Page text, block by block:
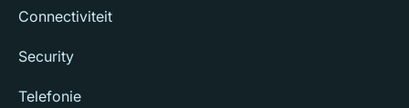
Connectiviteit
Security
Telefonie